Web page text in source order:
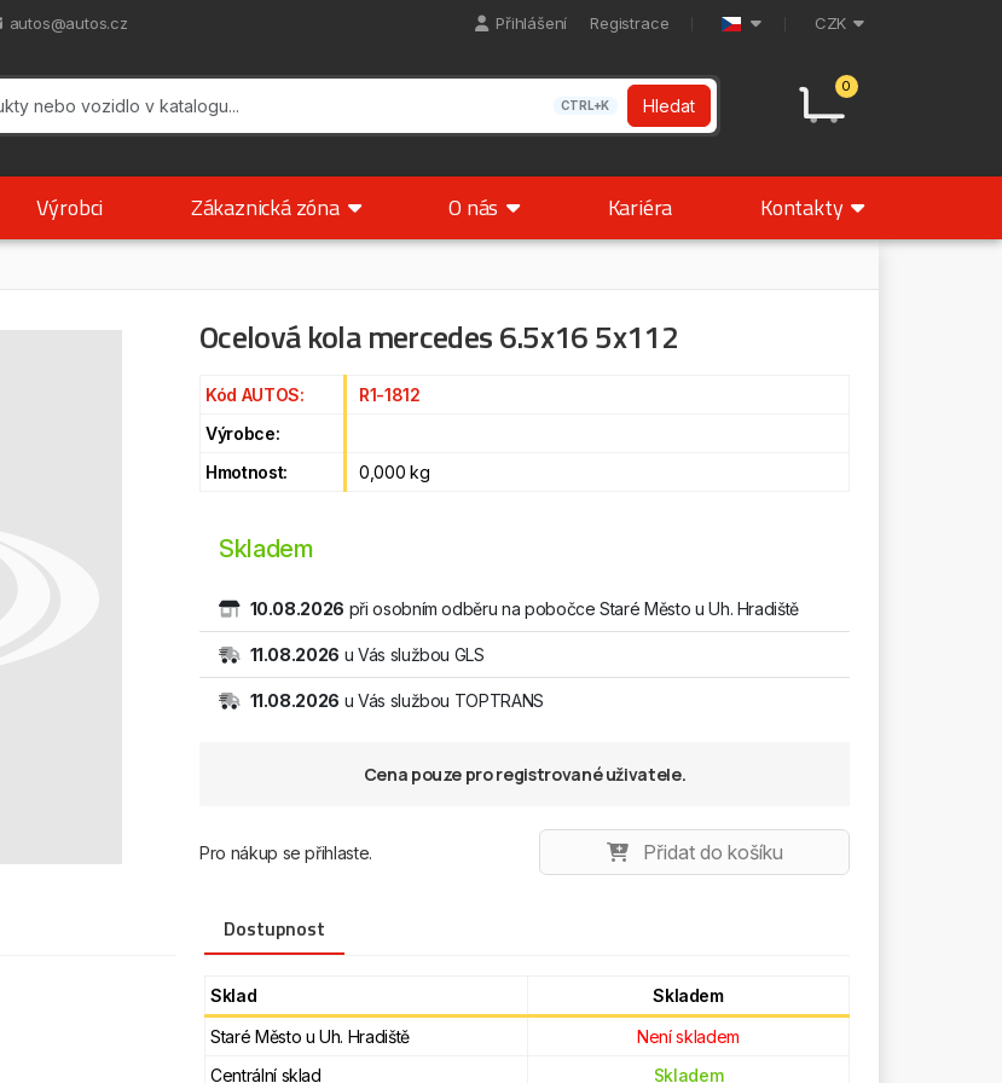
autos@autos.cz Přihlášení Registrace CZK
0
CTRL+K Hledat
Výrobci Zákaznická zóna O nás Kariéra Kontakty
Ocelová kola mercedes 6.5x16 5x112
Kód AUTOS:
R1-1812
Výrobce:
Hmotnost:
0,000 kg
Skladem
10.08.2026 při osobním odběru na pobočce Staré Město u Uh. Hradiště
11.08.2026 u Vás službou GLS
11.08.2026 u Vás službou TOPTRANS
Cena pouze pro registrované uživatele.
Pro nákup se přihlaste. Přidat do košíku
Dostupnost
Sklad
Skladem
Staré Město u Uh. Hradiště
Není skladem
Centrální sklad
Skladem